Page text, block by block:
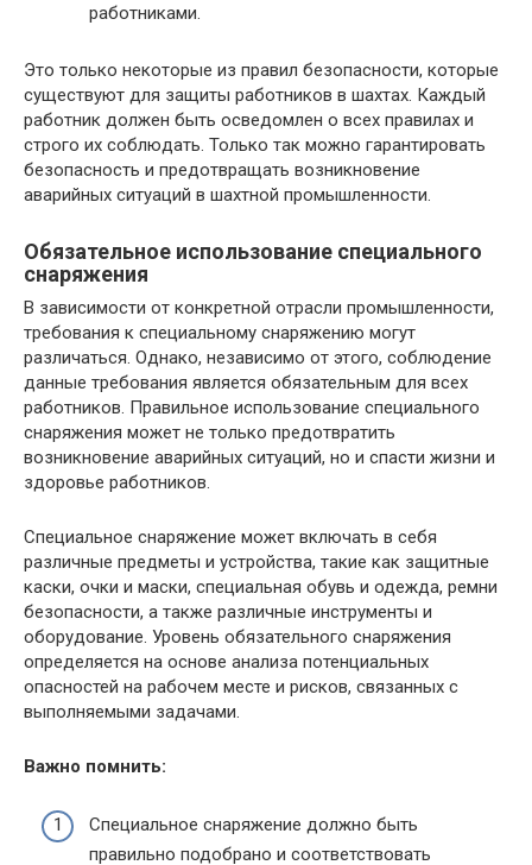
работниками.
Это только некоторые из правил безопасности, которые
существуют для защиты работников в шахтах. Каждый
работник должен быть осведомлен о всех правилах и
строго их соблюдать. Только так можно гарантировать
безопасность и предотвращать возникновение
аварийных ситуаций в шахтной промышленности.
Обязательное использование специального
снаряжения
В зависимости от конкретной отрасли промышленности,
требования к специальному снаряжению могут
различаться. Однако, независимо от этого, соблюдение
данные требования является обязательным для всех
работников. Правильное использование специального
снаряжения может не только предотвратить
возникновение аварийных ситуаций, но и спасти жизни и
здоровье работников.
Специальное снаряжение может включать в себя
различные предметы и устройства, такие как защитные
каски, очки и маски, специальная обувь и одежда, ремни
безопасности, а также различные инструменты и
оборудование. Уровень обязательного снаряжения
определяется на основе анализа потенциальных
опасностей на рабочем месте и рисков, связанных с
выполняемыми задачами.
Важно помнить:
Специальное снаряжение должно быть
правильно подобрано и соответствовать